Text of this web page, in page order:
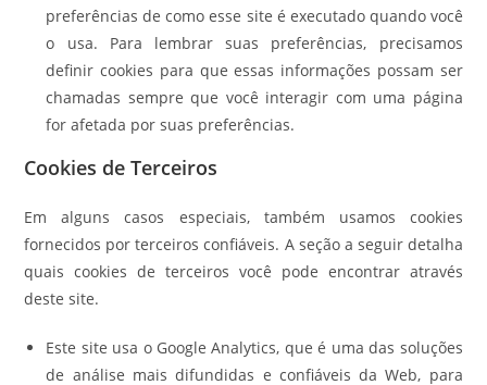
preferências de como esse site é executado quando você
o usa. Para lembrar suas preferências, precisamos
definir cookies para que essas informações possam ser
chamadas sempre que você interagir com uma página
for afetada por suas preferências.
Cookies de Terceiros
Em alguns casos especiais, também usamos cookies
fornecidos por terceiros confiáveis. A seção a seguir detalha
quais cookies de terceiros você pode encontrar através
deste site.
Este site usa o Google Analytics, que é uma das soluções
de análise mais difundidas e confiáveis da Web, para